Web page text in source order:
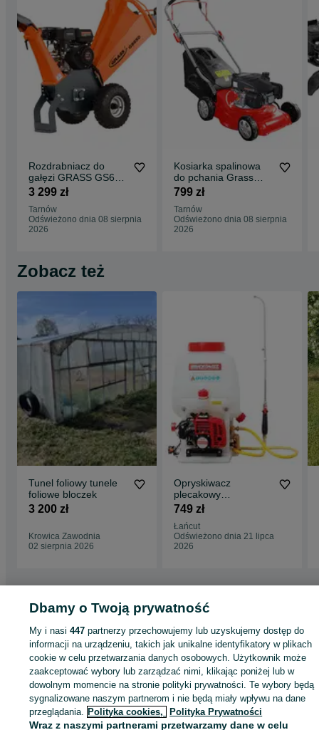
Rozdrabniacz do
gałęzi GRASS GS650
Loncin 196cm3
4,1KW do 10cm
bębnowy
3 299 zł
Tarnów
Odświeżono dnia 08 sierpnia
2026
Kosiarka spalinowa
do pchania Grass
WR65763K Vega
LONCIN 123cm3
40cm
799 zł
Tarnów
Odświeżono dnia 08 sierpnia
2026
Zobacz też
Tunel foliowy tunele
foliowe bloczek
3 200 zł
Krowica Zawodnia
02 sierpnia 2026
Opryskiwacz
plecakowy
ciśnieniowy 3WZ-15 z
silnikiem spalinowym
749 zł
Łańcut
Odświeżono dnia 21 lipca
2026
Pozostałe - Małopolskie
Pozostałe - Tarnów
KATEGORIA
ID:663629236 Wyświetlenia:
Dbamy o Twoją prywatność
My i nasi447 partnerzy przechowujemy lub uzyskujemy dostęp do
informacji na urządzeniu, takich jak unikalne identyfikatory w plikach
cookie w celu przetwarzania danych osobowych. Użytkownik może
zaakceptować wybory lub zarządzać nimi, klikając poniżej lub w
dowolnym momencie na stronie polityki prywatności. Te wybory będą
sygnalizowane naszym partnerom i nie będą miały wpływu na dane
przeglądania. Polityka cookies, Polityka Prywatności
Wraz z naszymi partnerami przetwarzamy dane w celu